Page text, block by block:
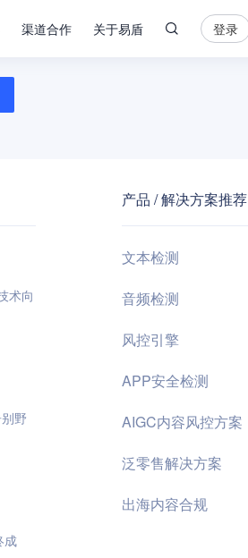
渠道合作 关于易盾
安
全
控
登录
术向
野
成
产品 / 解决方案推荐
文本检测
音频检测
风控引擎
APP安全检测
AIGC内容风控方案
泛零售解决方案
出海内容合规